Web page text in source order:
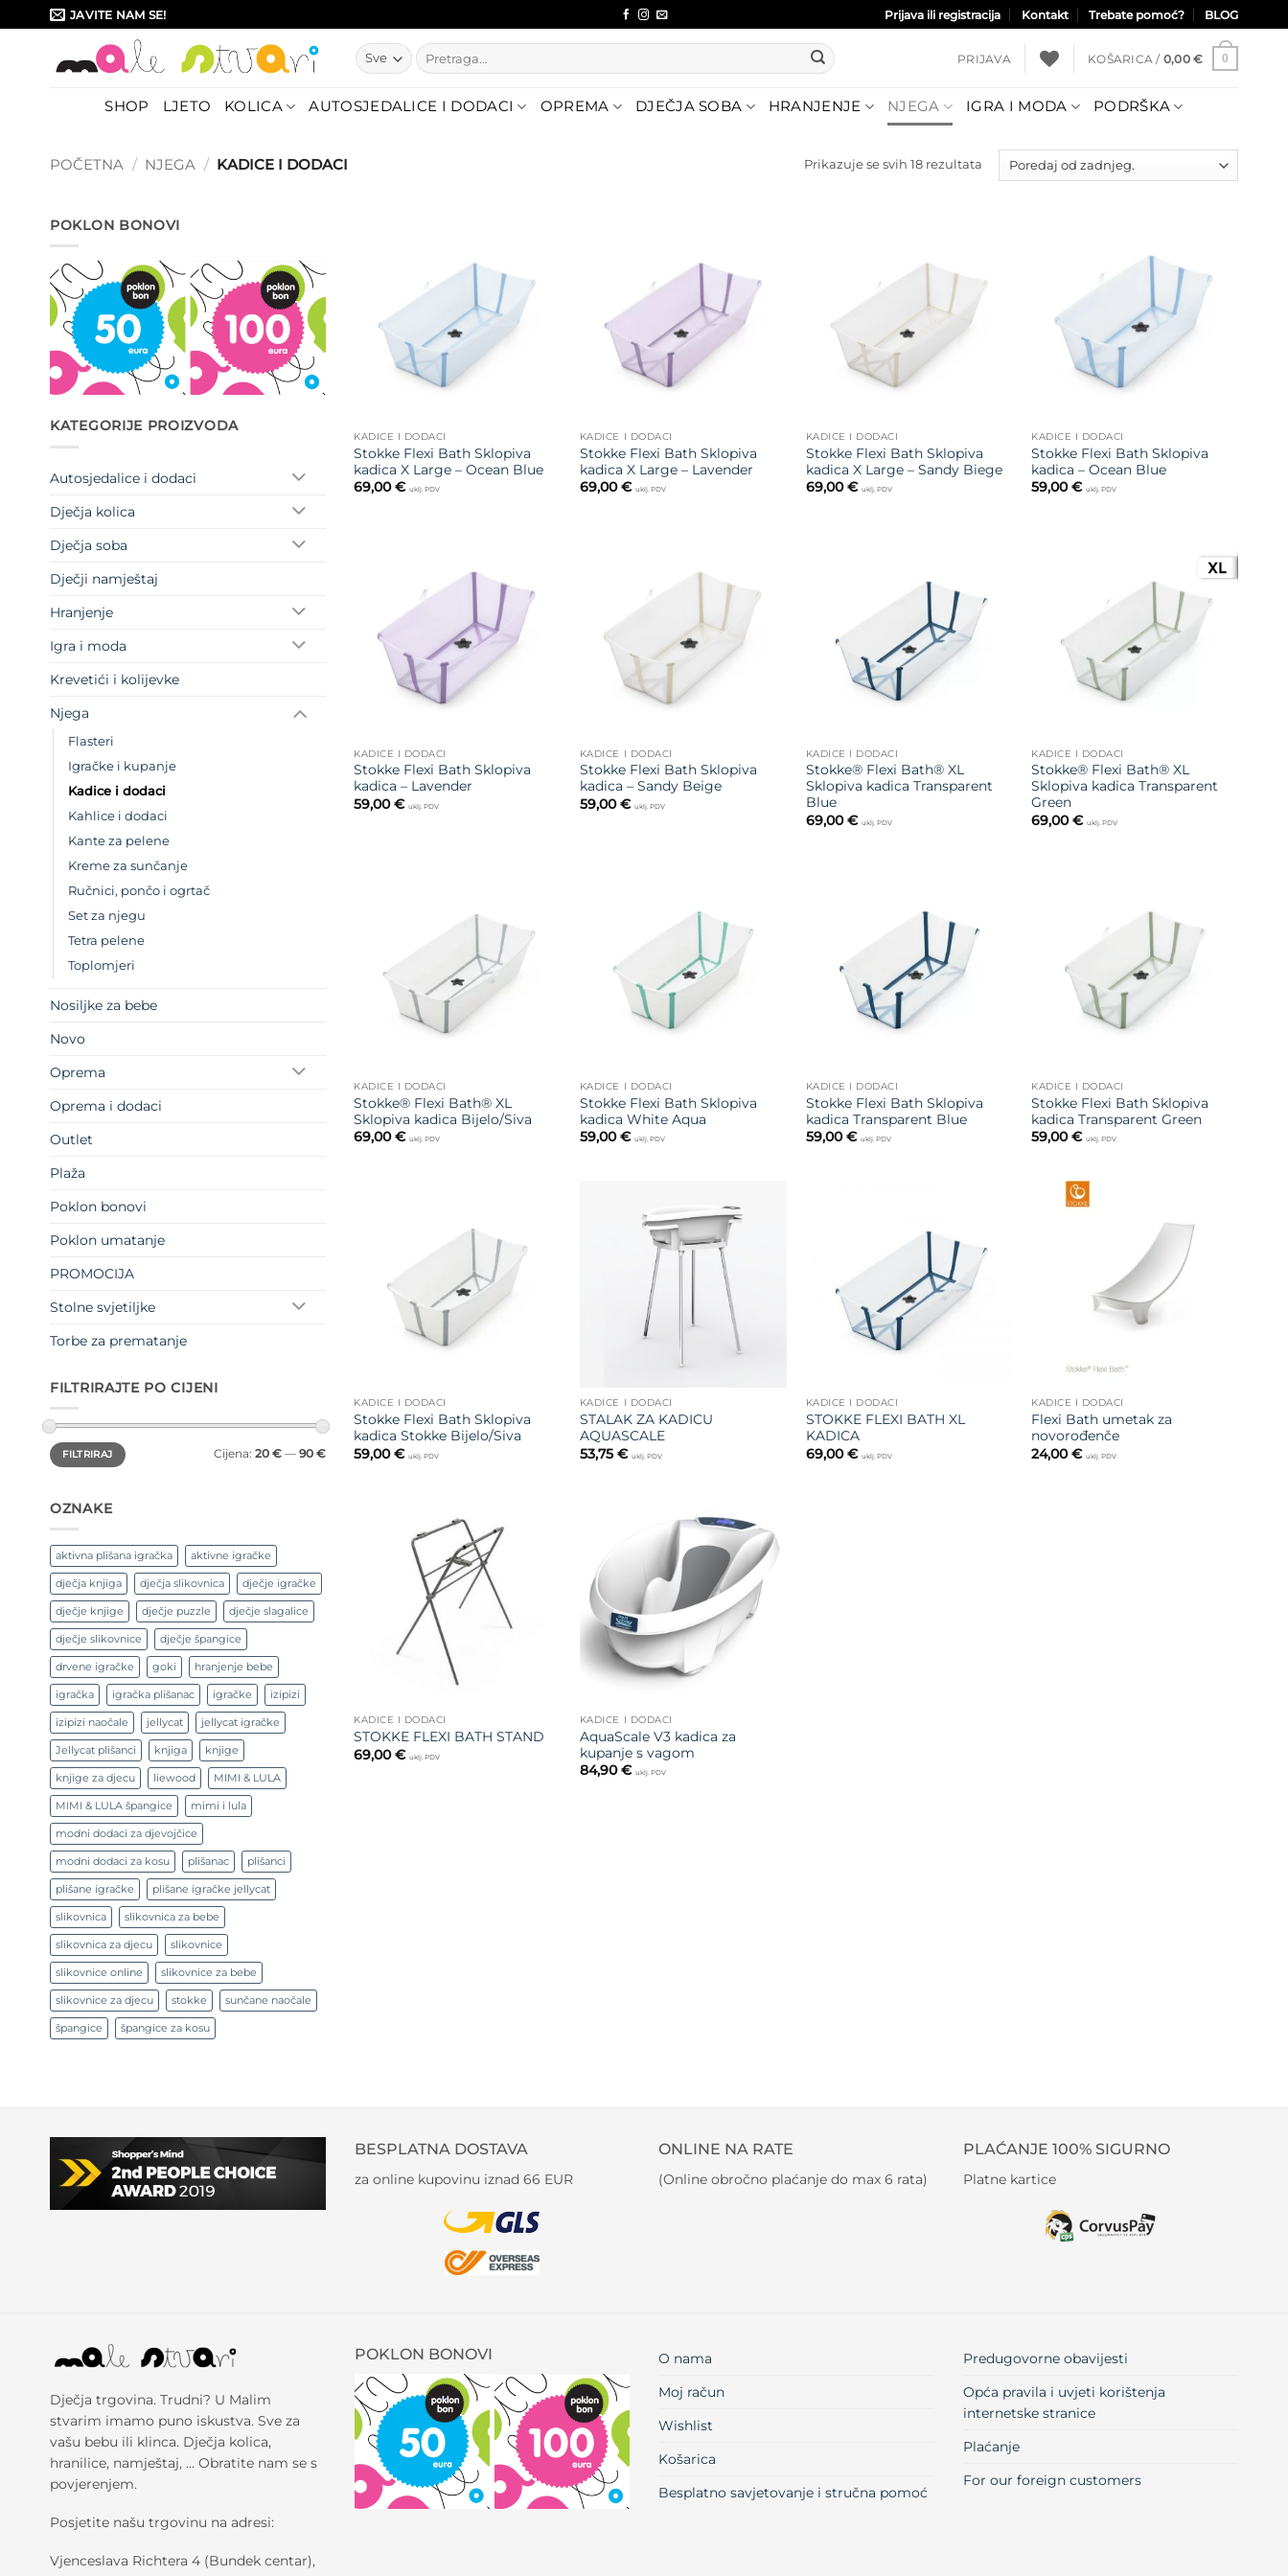
to
JAVITE NAM SE! Prijava ili registracija Kontakt Trebate pomoć? BLOG
Pretraži:
PRIJAVA KOŠARICA / 0,00 € 0
SHOP LJETO KOLICA AUTOSJEDALICE I DODACI OPREMA DJEČJA SOBA HRANJENJE NJEGA IGRA I MODA PODRŠKA
POČETNA / NJEGA / KADICE I DODACI Prikazuje se svih 18 rezultata Poredano
POKLON BONOVI
KATEGORIJE PROIZVODA
Autosjedalice i dodaci
Dječja kolica
Dječja soba
Dječji namještaj
Hranjenje
Igra i moda
Krevetići i kolijevke
Njega
Flasteri
Igračke i kupanje
Kadice i dodaci
Kahlice i dodaci
Kante za pelene
Kreme za sunčanje
Ručnici, pončo i ogrtač
Set za njegu
Tetra pelene
Toplomjeri
Nosiljke za bebe
Novo
Oprema
Oprema i dodaci
Outlet
Plaža
Poklon bonovi
Poklon umatanje
PROMOCIJA
Stolne svjetiljke
Torbe za prematanje
FILTRIRAJTE PO CIJENI
Min
cijena
Maks
cijenaFILTRIRAJ Cijena: 20 €— 90 €
OZNAKE
aktivna plišana igračka aktivne igračke
dječja knjiga dječja slikovnica dječje igračke
dječje knjige dječje puzzle dječje slagalice
dječje slikovnice dječje špangice
drvene igračke goki hranjenje bebe
igračka igračka plišanac igračke izipizi
izipizi naočale jellycat jellycat igračke
Jellycat plišanci knjiga knjige
knjige za djecu liewood MIMI & LULA
MIMI & LULA špangice mimi i lula
modni dodaci za djevojčice
modni dodaci za kosu plišanac plišanci
plišane igračke plišane igračke jellycat
slikovnica slikovnica za bebe
slikovnica za djecu slikovnice
slikovnice online slikovnice za bebe
slikovnice za djecu stokke sunčane naočale
špangice špangice za kosu
na listu
želja
KADICE I DODACI
Stokke Flexi Bath Sklopiva
kadica X Large – Ocean Blue
69,00€ uklj. PDV
na listu
želja
KADICE I DODACI
Stokke Flexi Bath Sklopiva
kadica X Large – Lavender
69,00€ uklj. PDV
na listu
želja
KADICE I DODACI
Stokke Flexi Bath Sklopiva
kadica X Large – Sandy Biege
69,00€ uklj. PDV
Dodajte
na listu
želja
KADICE I DODACI
Stokke Flexi Bath Sklopiva
kadica – Ocean Blue
59,00€ uklj. PDV
Dodajte
na listu
želja
KADICE I DODACI
Stokke Flexi Bath Sklopiva
kadica – Lavender
59,00€ uklj. PDV
Dodajte
na listu
KADICE I DODACI
Stokke Flexi Bath Sklopiva
kadica – Sandy Beige
59,00€ uklj. PDV
na listu
želja
KADICE I DODACI
Stokke® Flexi Bath® XL
Sklopiva kadica Transparent
Blue
69,00€ uklj. PDV
Dodajte
na listu
KADICE I DODACI
Stokke® Flexi Bath® XL
Sklopiva kadica Transparent
Green
69,00€ uklj. PDV
na listu
želja
KADICE I DODACI
Stokke® Flexi Bath® XL
Sklopiva kadica Bijelo/Siva
69,00€ uklj. PDV
na listu
želja
KADICE I DODACI
Stokke Flexi Bath Sklopiva
kadica White Aqua
59,00€ uklj. PDV
na listu
KADICE I DODACI
Stokke Flexi Bath Sklopiva
kadica Transparent Blue
59,00€ uklj. PDV
na listu
KADICE I DODACI
Stokke Flexi Bath Sklopiva
kadica Transparent Green
59,00€ uklj. PDV
na listu
želja
KADICE I DODACI
Stokke Flexi Bath Sklopiva
kadica Stokke Bijelo/Siva
59,00€ uklj. PDV
Dodajte
KADICE I DODACI
STALAK ZA KADICU
AQUASCALE
53,75 € uklj. PDV
na listu
želja
KADICE I DODACI
STOKKE FLEXI BATH XL
KADICA
69,00€ uklj. PDV
Dodajte
na listu
KADICE I DODACI
Flexi Bath umetak za
novorođenče
24,00€ uklj. PDV
KADICE I DODACI
STOKKE FLEXI BATH STAND
69,00€ uklj. PDV
Dodajte
na listu
želja
KADICE I DODACI
AquaScale V3 kadica za
kupanje s vagom
84,90€ uklj. PDV
BESPLATNA DOSTAVA
za online kupovinu iznad 66 EUR
ONLINE NA RATE
(Online obročno plaćanje do max 6 rata)
PLAĆANJE 100% SIGURNO
Platne kartice
Dječja trgovina. Trudni? U Malim
stvarim imamo puno iskustva. Sve za
vašu bebu ili klinca. Dječja kolica,
hranilice, namještaj, … Obratite nam se s
povjerenjem.
Posjetite našu trgovinu na adresi:
Vjenceslava Richtera 4 (Bundek centar),
POKLON BONOVI
O nama
Moj račun
Wishlist
Košarica
Besplatno savjetovanje i stručna pomoć
Predugovorne obavijesti
Opća pravila i uvjeti korištenja
internetske stranice
Plaćanje
For our foreign customers